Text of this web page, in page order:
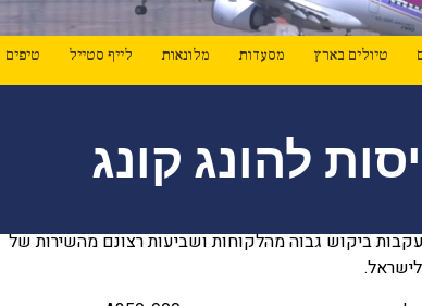
טיולים בארץ מסעדות מלונאות לייף סטייל טיפים
להונג קונג
ביקוש גבוה מהלקוחות ושביעות רצונם מהשירות של